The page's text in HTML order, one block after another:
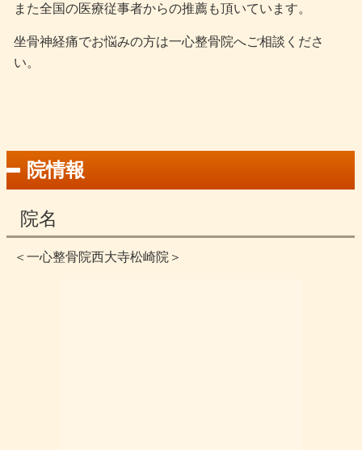
また全国の医療従事者からの推薦も頂いています。
坐骨神経痛でお悩みの方は一心整骨院へご相談くださ
い。
院情報
院名
＜一心整骨院西大寺松崎院＞